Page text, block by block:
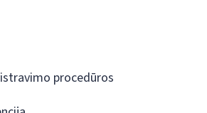
procedūros